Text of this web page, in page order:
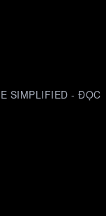
SIMPLIFIED - ĐỌC